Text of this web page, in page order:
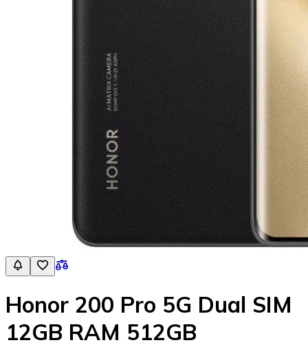
Honor 200 Pro 5G Dual SIM
12GB RAM 512GB